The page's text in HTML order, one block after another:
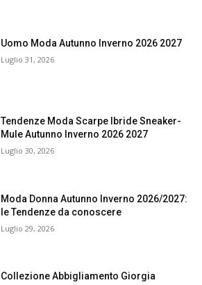
Uomo Moda Autunno Inverno 2026 2027
Luglio 31, 2026
Tendenze Moda Scarpe Ibride Sneaker-
Mule Autunno Inverno 2026 2027
Luglio 30, 2026
Moda Donna Autunno Inverno 2026/2027:
le Tendenze da conoscere
Luglio 29, 2026
Collezione Abbigliamento Giorgia